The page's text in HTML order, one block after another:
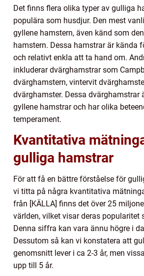
Det finns flera olika typer av gulliga
populära som husdjur. Den mest
gyllene hamstern, även känd som
hamstern. Dessa hamstrar är kända
och relativt enkla att ta hand om.
inkluderar dvärghamstrar som
dvärghamstern, vintervit
dvärghamster. Dessa dvärghamstrar
gyllene hamstrar och har olika
temperament.
Kvantitativa
gulliga hamstrar
För att få en bättre förståelse för
vi titta på några kvantitativa
från [KÄLLA] finns det över 25
världen, vilket visar deras popularitet
Denna siffra kan vara ännu högre i
Dessutom så kan vi konstatera att
genomsnitt lever i ca 2-3 år, men
upp till 5 år.